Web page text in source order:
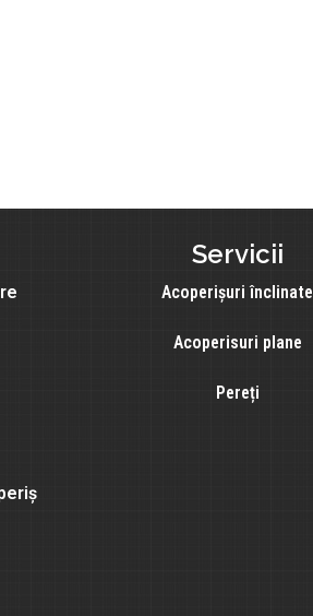
Servicii
Acoperișuri înclinate
Acoperisuri plane
Pereți